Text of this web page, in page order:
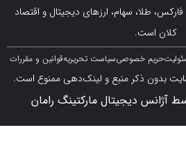
سهام، ارزهای دیجیتال و اقتصاد
سیاست تحریریهقوانین و مقررات
منبع و لینک‌دهی ممنوع است.
مارکتینگ رامان